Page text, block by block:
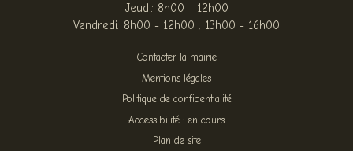
Jeudi: 8h00 - 12h00
Vendredi: 8h00 - 12h00 ; 13h00 - 16h00
Contacter la mairie
Mentions légales
Politique de confidentialité
Accessibilité : en cours
Plan de site